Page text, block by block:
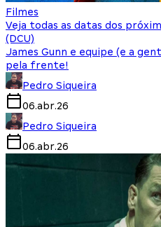
Filmes
Veja todas as datas dos
(DCU)
James Gunn e equipe (e a
pela frente!
Pedro Siqueira
06.abr.26
Pedro Siqueira
06.abr.26